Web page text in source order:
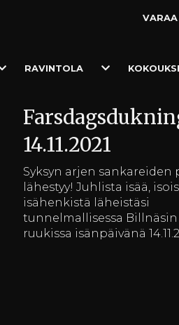
VARAA
ToggleRAVINTOLA
Toggle
14.11.2021
Syksyn arjen sankareiden
lähestyy! Juhlista isää,
isähenkistä läheistäsi
tunnelmallisessa Billnäsin
ruukissa isänpäivänä